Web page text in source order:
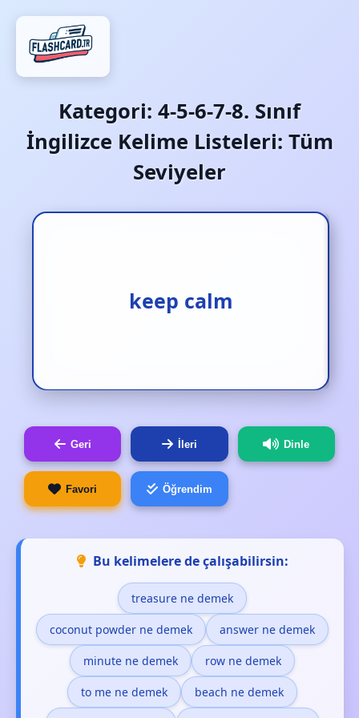
Kategori: 4-5-6-7-8. Sınıf
İngilizce Kelime Listeleri: Tüm
Seviyeler
keep calm
sakin ol
Geri İleri Dinle
Favori Öğrendim
Bu kelimelere de çalışabilirsin:
treasure ne demek
coconut powder ne demek answer ne demek
minute ne demek row ne demek
to me ne demek beach ne demek